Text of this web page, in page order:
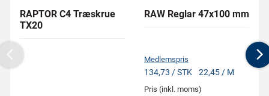
RAPTOR C4 Træskrue
TX20
RAW Reglar 47x100 mm
Medlemspris
134,73 / STK 22,45 / M
Pris (inkl. moms)
Previous